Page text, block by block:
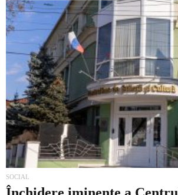
Politică
Externe
Social
Economic
SOCIAL